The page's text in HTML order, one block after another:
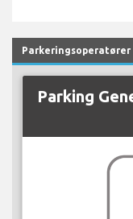
Parkeringsoperatører
Parking